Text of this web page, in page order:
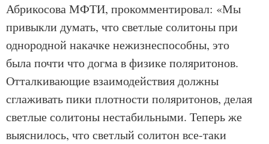
Абрикосова МФТИ, прокомментировал: «Мы
привыкли думать, что светлые солитоны при
однородной накачке нежизнеспособны, это
была почти что догма в физике поляритонов.
Отталкивающие взаимодействия должны
сглаживать пики плотности поляритонов, делая
светлые солитоны нестабильными. Теперь же
выяснилось, что светлый солитон все-таки